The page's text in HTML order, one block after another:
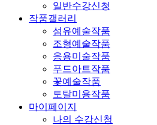
일반수강신청
작품갤러리
섬유예술작품
조형예술작품
응용미술작품
푸드아트작품
꽃예술작품
토탈미용작품
마이페이지
나의 수강신청